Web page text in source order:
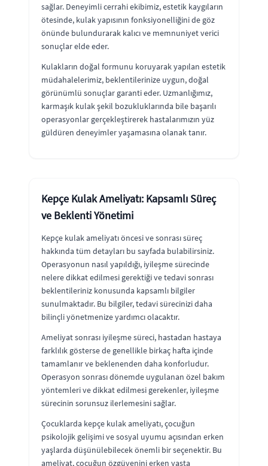
sağlar. Deneyimli cerrahi ekibimiz, estetik kaygıların
ötesinde, kulak yapısının fonksiyonelliğini de göz
önünde bulundurarak kalıcı ve memnuniyet verici
sonuçlar elde eder.
Kulakların doğal formunu koruyarak yapılan estetik
müdahalelerimiz, beklentilerinize uygun, doğal
görünümlü sonuçlar garanti eder. Uzmanlığımız,
karmaşık kulak şekil bozukluklarında bile başarılı
operasyonlar gerçekleştirerek hastalarımızın yüz
güldüren deneyimler yaşamasına olanak tanır.
Kepçe Kulak Ameliyatı: Kapsamlı Süreç
ve Beklenti Yönetimi
Kepçe kulak ameliyatı öncesi ve sonrası süreç
hakkında tüm detayları bu sayfada bulabilirsiniz.
Operasyonun nasıl yapıldığı, iyileşme sürecinde
nelere dikkat edilmesi gerektiği ve tedavi sonrası
beklentileriniz konusunda kapsamlı bilgiler
sunulmaktadır. Bu bilgiler, tedavi sürecinizi daha
bilinçli yönetmenize yardımcı olacaktır.
Ameliyat sonrası iyileşme süreci, hastadan hastaya
farklılık gösterse de genellikle birkaç hafta içinde
tamamlanır ve beklenenden daha konforludur.
Operasyon sonrası dönemde uygulanan özel bakım
yöntemleri ve dikkat edilmesi gerekenler, iyileşme
sürecinin sorunsuz ilerlemesini sağlar.
Çocuklarda kepçe kulak ameliyatı, çocuğun
psikolojik gelişimi ve sosyal uyumu açısından erken
yaşlarda düşünülebilecek önemli bir seçenektir. Bu
ameliyat, çocuğun özgüvenini erken yaşta